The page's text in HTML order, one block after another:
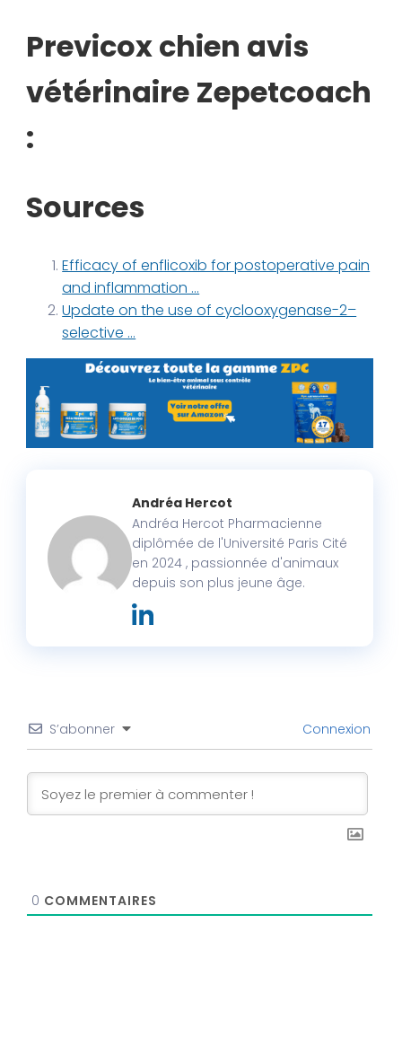
Previcox chien avis
vétérinaire Zepetcoach
:
Sources
Efficacy of enflicoxib for postoperative pain
and inflammation …
Update on the use of cyclooxygenase-2–
selective …
Andréa Hercot
Andréa Hercot Pharmacienne
diplômée de l'Université Paris Cité
en 2024 , passionnée d'animaux
depuis son plus jeune âge.
S’abonner Connexion
0 COMMENTAIRES